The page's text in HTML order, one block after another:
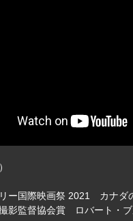
ー国際映画祭 2021 カナダ
監督協会賞 ロバート・ブ